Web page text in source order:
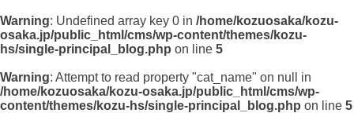
Warning: Undefined array key 0 in /home/kozuosaka/kozu-
osaka.jp/public_html/cms/wp-content/themes/kozu-
hs/single-principal_blog.php on line 5
Warning: Attempt to read property "cat_name" on null in
/home/kozuosaka/kozu-osaka.jp/public_html/cms/wp-
content/themes/kozu-hs/single-principal_blog.php on line 5